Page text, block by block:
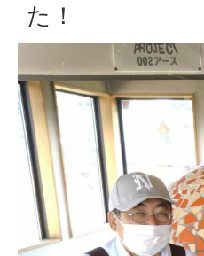
た！